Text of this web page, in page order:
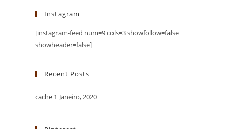
Instagram
[instagram-feed num=9 cols=3 showfollow=false
showheader=false]
Recent Posts
cache 1 Janeiro, 2020